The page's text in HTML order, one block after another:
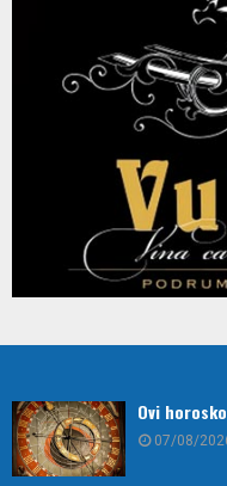
Ovi
07/08/